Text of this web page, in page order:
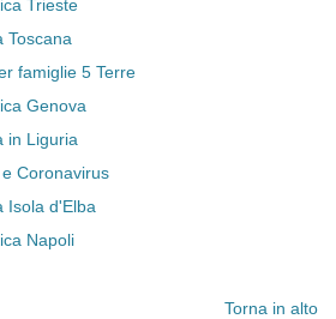
Trieste
Toscana
famiglie 5 Terre
Genova
in Liguria
Coronavirus
Isola d'Elba
Napoli
Torna in alto